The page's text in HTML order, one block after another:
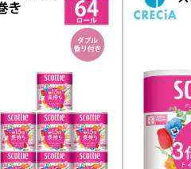
主・フリーラン
フリーランス